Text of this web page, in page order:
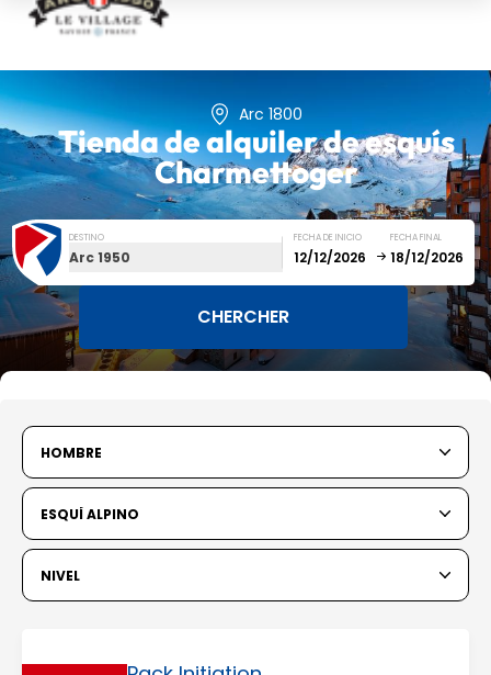
Arc 1800
Tienda de alquiler de esquís
Charmettoger
DESTINO
Arc 1950
FECHA DE INICIO FECHA FINAL
6 7
13 14 15 16 17 18 19
20 21 22 23 24 25 26
HOMBRE
ESQUÍ ALPINO
NIVEL